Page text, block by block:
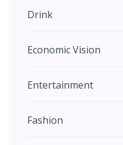
Drink
Economic Vision
Entertainment
Fashion